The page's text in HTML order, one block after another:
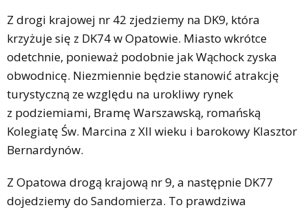
Z drogi krajowej nr 42 zjedziemy na DK9, która
krzyżuje się z DK74 w Opatowie. Miasto wkrótce
odetchnie, ponieważ podobnie jak Wąchock zyska
obwodnicę. Niezmiennie będzie stanowić atrakcję
turystyczną ze względu na urokliwy rynek
z podziemiami, Bramę Warszawską, romańską
Kolegiatę Św. Marcina z XII wieku i barokowy Klasztor
Bernardynów.
Z Opatowa drogą krajową nr 9, a następnie DK77
dojedziemy do Sandomierza. To prawdziwa